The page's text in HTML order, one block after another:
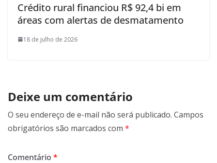
Crédito rural financiou R$ 92,4 bi em
áreas com alertas de desmatamento
18 de julho de 2026
Deixe um comentário
O seu endereço de e-mail não será publicado. Campos
obrigatórios são marcados com *
Comentário *